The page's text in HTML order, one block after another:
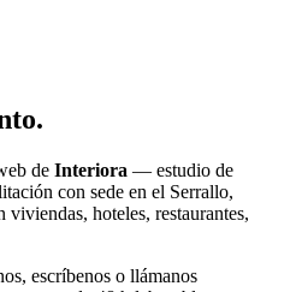
de Interiora — estudio de
con sede en el Serrallo,
hoteles, restaurantes,
escríbenos o llámanos